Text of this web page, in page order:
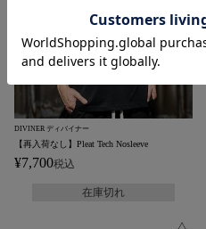
DIVINER ディバイナー
【再入荷なし】Pleat Tech Nosleeve
¥7,700税込
在庫切れ